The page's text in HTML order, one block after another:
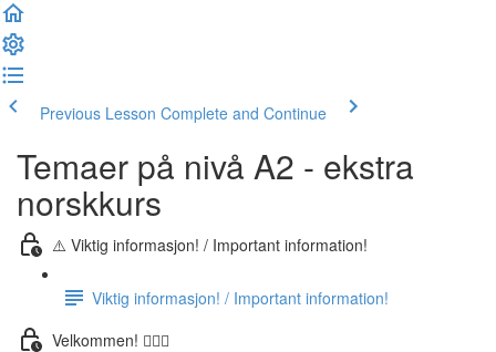
Previous Lesson Complete and Continue
Temaer på nivå A2 - ekstra
norskkurs
⚠️ Viktig informasjon! / Important information!
Viktig informasjon! / Important information!
Velkommen! 🙋🏼‍♂️